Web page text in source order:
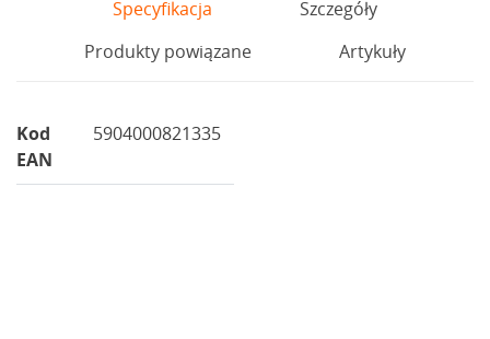
Specyfikacja
Szczegóły
Produkty powiązane
Artykuły
Kod
EAN
5904000821335